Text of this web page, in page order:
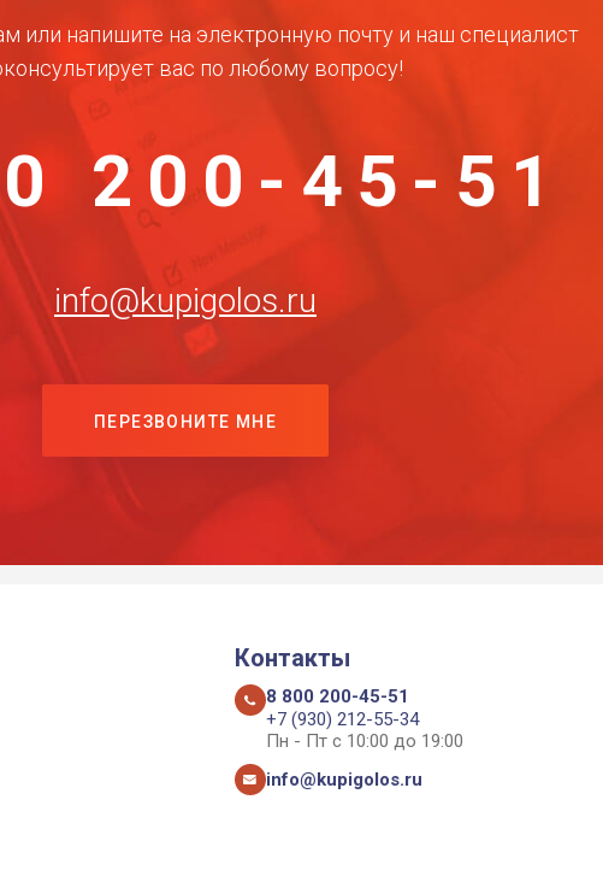
или напишите на электронную почту и наш специалист
вас по любому вопросу!
200-45-51
info@kupigolos.ru
ПЕРЕЗВОНИТЕ МНЕ
Контакты
8 800 200-45-51
+7 (930) 212-55-34
Пн - Пт с 10:00 до 19:00
info@kupigolos.ru